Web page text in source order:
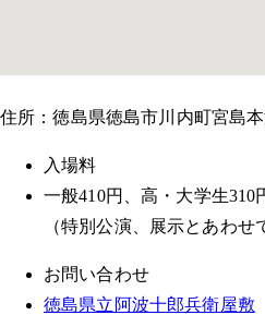
住所：徳島県徳島市川内町宮島
入場料
一般410円、高・大学生310
（特別公演、展示とあわせ
お問い合わせ
徳島県立阿波十郎兵衛屋敷